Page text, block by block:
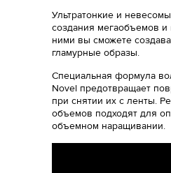
Ультратонкие и
создания мегаобъемов и
ними вы сможете
гламурные образы.
Специальная формула
Novel предотвращает
при снятии их с ленты.
объемов подходят для
объемном наращивании.